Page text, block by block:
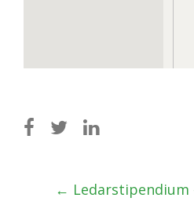
Post
← Ledarstipendium